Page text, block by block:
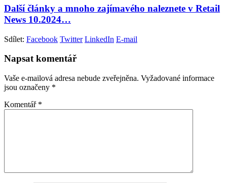
Další články a mnoho zajímavého naleznete v Retail
News 10.2024…
Sdílet: Facebook Twitter LinkedIn E-mail
Napsat komentář
Vaše e-mailová adresa nebude zveřejněna. Vyžadované informace
jsou označeny *
Komentář *